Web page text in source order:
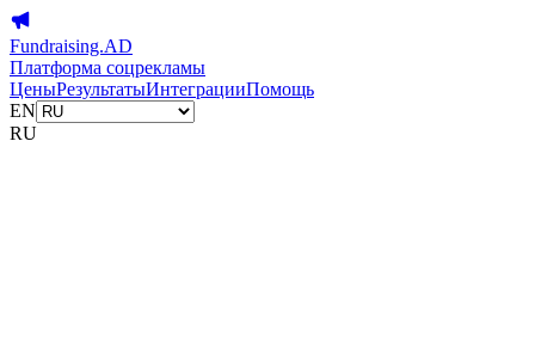
Fundraising.AD
Платформа соцрекламы
ЦеныРезультатыИнтеграцииПомощь
EN
RU